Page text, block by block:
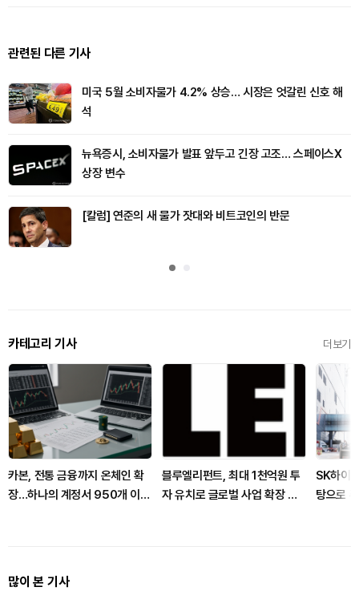
관련된 다른 기사
미국 5월 소비자물가 4.2% 상승… 시장은 엇갈린 신호 해
석
뉴욕증시, 소비자물가 발표 앞두고 긴장 고조… 스페이스X
상장 변수
[칼럼] 연준의 새 물가 잣대와 비트코인의 반문
카테고리 기사 더보기
카본, 전통 금융까지 온체인 확
장…하나의 계정서 950개 이상
블루엘리펀트, 최대 1천억원 투
자 유치로 글로벌 사업 확장 박
SK하이
탕으로
많이 본 기사